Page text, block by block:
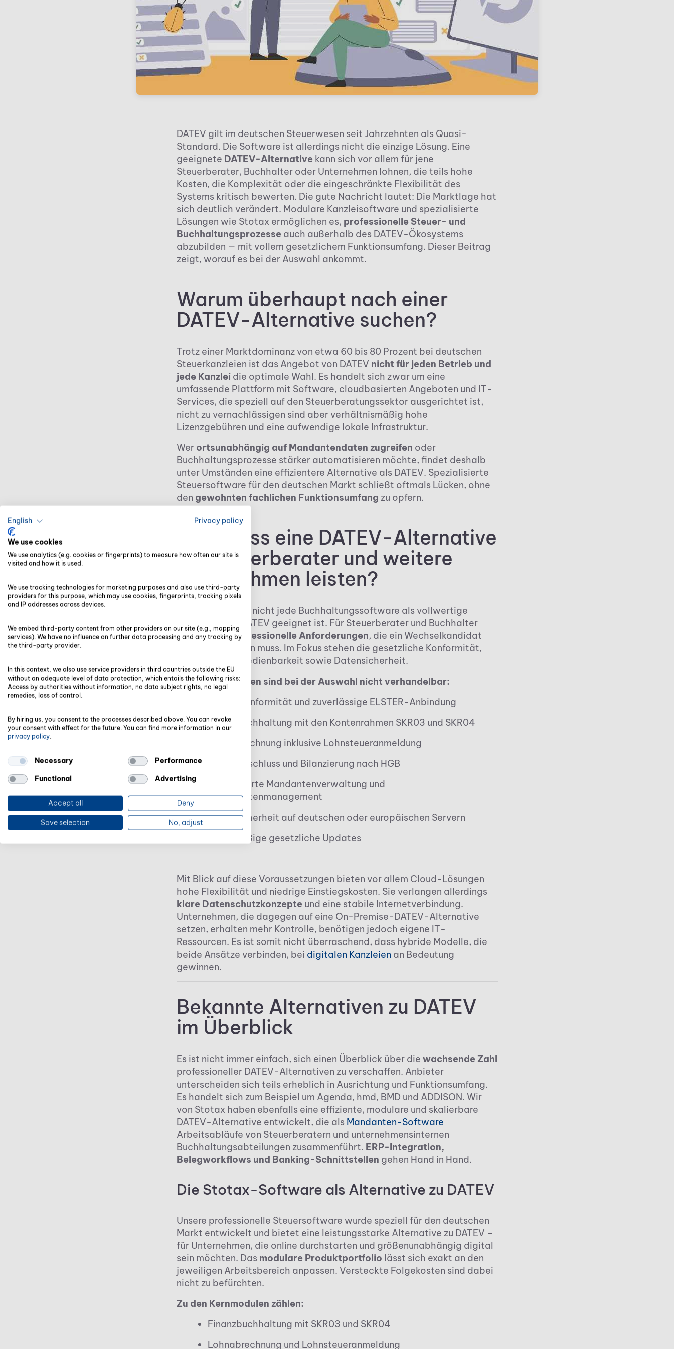
DATEV gilt im deutschen Steuerwesen seit Jahrzehnten als Quasi-
Standard. Die Software ist allerdings nicht die einzige Lösung. Eine
geeignete DATEV-Alternativekann sich vor allem für jene
Steuerberater, Buchhalter oder Unternehmen lohnen, die teils hohe
Kosten, die Komplexität oder die eingeschränkte Flexibilität des
Systems kritisch bewerten. Die gute Nachricht lautet: Die Marktlage hat
sich deutlich verändert. Modulare Kanzleisoftware und spezialisierte
Lösungen wie Stotax ermöglichen es, professionelle Steuer- und
Buchhaltungsprozesseauch außerhalb des DATEV-Ökosystems
abzubilden — mit vollem gesetzlichem Funktionsumfang. Dieser Beitrag
zeigt, worauf es bei der Auswahl ankommt.
Warum überhaupt nach einer
DATEV-Alternative suchen?
Trotz einer Marktdominanz von etwa 60 bis 80 Prozent bei deutschen
Steuerkanzleien ist das Angebot von DATEV nicht für jeden Betrieb und
jede Kanzleidie optimale Wahl. Es handelt sich zwar um eine
umfassende Plattform mit Software, cloudbasierten Angeboten und IT-
Services, die speziell auf den Steuerberatungssektor ausgerichtet ist,
nicht zu vernachlässigen sind aber verhältnismäßig hohe
Lizenzgebühren und eine aufwendige lokale Infrastruktur.
Wer ortsunabhängig auf Mandantendaten zugreifen oder
Buchhaltungsprozesse stärker automatisieren möchte, findet deshalb
unter Umständen eine effizientere Alternative als DATEV. Spezialisierte
Steuersoftware für den deutschen Markt schließt oftmals Lücken, ohne
den gewohnten fachlichen Funktionsumfang zu opfern.
Was muss eine DATEV-Alternative
für Steuerberater und weitere
Unternehmen leisten?
Wichtig ist, dass nicht jede Buchhaltungssoftware als vollwertige
Alternative zu DATEV geeignet ist. Für Steuerberater und Buchhalter
geltenhohe professionelle Anforderungen, die ein Wechselkandidat
zwingend erfüllen muss. Im Fokus stehen die gesetzliche Konformität,
eine effiziente Bedienbarkeit sowie Datensicherheit.
Folgende Kriterien sind bei der Auswahl nicht verhandelbar:
GoBD-Konformität und zuverlässige ELSTER-Anbindung
Finanzbuchhaltung mit den Kontenrahmen SKR03 und SKR04
Lohnabrechnung inklusive Lohnsteueranmeldung
Jahresabschluss und Bilanzierung nach HGB
Strukturierte Mandantenverwaltung und
Dokumentenmanagement
Datensicherheit auf deutschen oder europäischen Servern
Regelmäßige gesetzliche Updates
Mit Blick auf diese Voraussetzungen bieten vor allem Cloud-Lösungen
hohe Flexibilität und niedrige Einstiegskosten. Sie verlangen allerdings
klare Datenschutzkonzepteund eine stabile Internetverbindung.
Unternehmen, die dagegen auf eine On-Premise-DATEV-Alternative
setzen, erhalten mehr Kontrolle, benötigen jedoch eigene IT-
Ressourcen. Es ist somit nicht überraschend, dass hybride Modelle, die
beide Ansätze verbinden, bei digitalen Kanzleien an Bedeutung
gewinnen.
Bekannte Alternativen zu DATEV
im Überblick
Es ist nicht immer einfach, sich einen Überblick über die wachsende Zahl
professioneller DATEV-Alternativen zu verschaffen. Anbieter
unterscheiden sich teils erheblich in Ausrichtung und Funktionsumfang.
Es handelt sich zum Beispiel um Agenda, hmd, BMD und ADDISON. Wir
von Stotax haben ebenfalls eine effiziente, modulare und skalierbare
DATEV-Alternative entwickelt, die als Mandanten-Software
Arbeitsabläufe von Steuerberatern und unternehmensinternen
Buchhaltungsabteilungen zusammenführt. ERP-Integration,
Belegworkflows und Banking-Schnittstellen gehen Hand in Hand.
Die Stotax-Software als Alternative zu DATEV
Unsere professionelle Steuersoftware wurde speziell für den deutschen
Markt entwickelt und bietet eine leistungsstarke Alternative zu DATEV –
für Unternehmen, die online durchstarten und größenunabhängig digital
sein möchten. Das modulare Produktportfolio lässt sich exakt an den
jeweiligen Arbeitsbereich anpassen. Versteckte Folgekosten sind dabei
nicht zu befürchten.
Zu den Kernmodulen zählen:
Finanzbuchhaltung mit SKR03 und SKR04
Lohnabrechnung und Lohnsteueranmeldung
English Privacy policy
We use cookies
We use analytics (e.g. cookies or fingerprints) to measure how often our site is
visited and how it is used.
We use tracking technologies for marketing purposes and also use third-party
providers for this purpose, which may use cookies, fingerprints, tracking pixels
and IP addresses across devices.
We embed third-party content from other providers on our site (e.g., mapping
services). We have no influence on further data processing and any tracking by
the third-party provider.
In this context, we also use service providers in third countries outside the EU
without an adequate level of data protection, which entails the following risks:
Access by authorities without information, no data subject rights, no legal
remedies, loss of control.
By hiring us, you consent to the processes described above. You can revoke
your consent with effect for the future. You can find more information in our
privacy policy.
Necessary
Performance
Functional
Advertising
Accept all Deny
Save selection No, adjust